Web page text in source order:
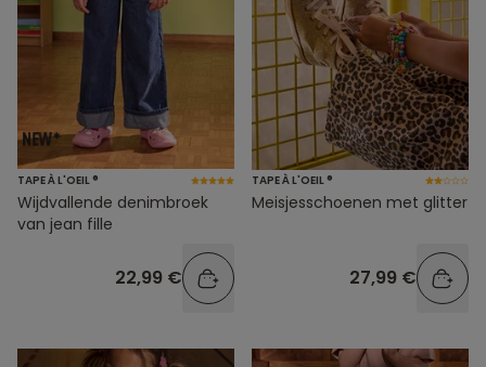
TAPE À L'OEIL ®
Wijdvallende denimbroek
van jean fille
22,99 €
TAPE À L'OEIL ®
Meisjesschoenen met glitter
27,99 €